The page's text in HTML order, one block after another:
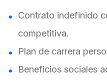
Contrato indefinido
competitiva.
Plan de carrera
Beneficios sociales